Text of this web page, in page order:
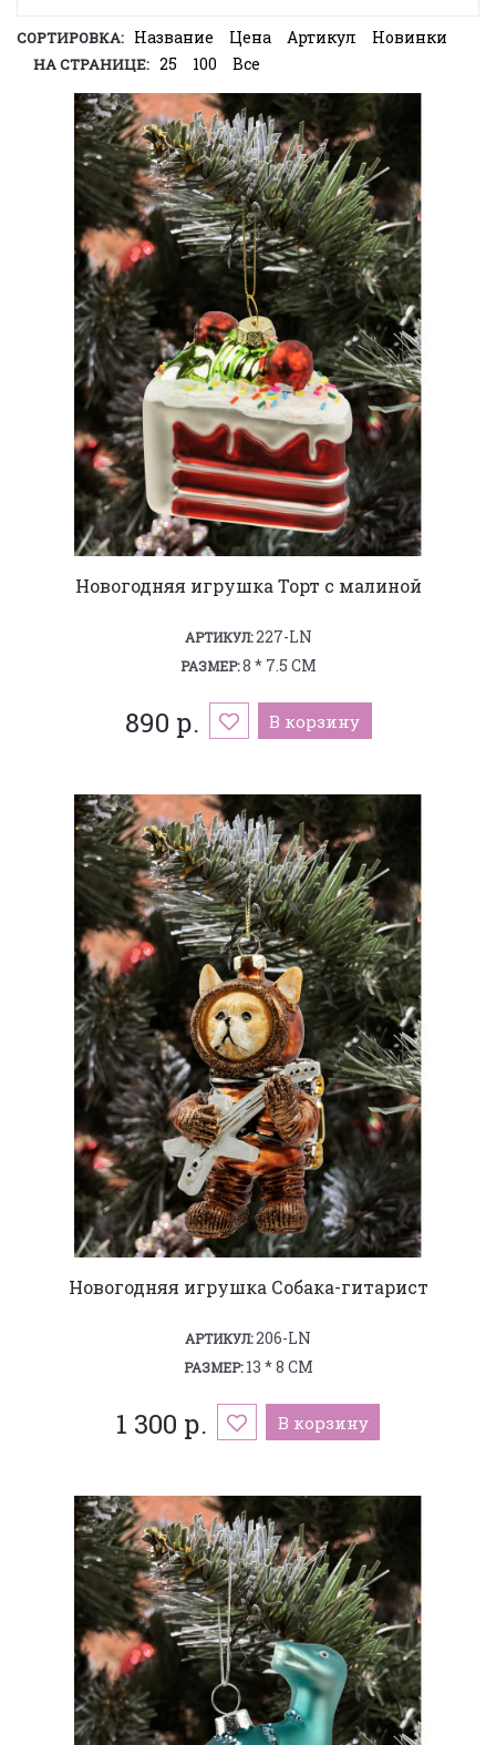
СОРТИРОВКА: Название Цена Артикул Новинки
НА СТРАНИЦЕ: 25 100 Все
Новогодняя игрушка Торт с малиной
АРТИКУЛ:227-LN
РАЗМЕР:8 * 7.5 СМ
890 р. В корзину
Новогодняя игрушка Собака-гитарист
АРТИКУЛ:206-LN
РАЗМЕР:13 * 8 СМ
1 300 р. В корзину